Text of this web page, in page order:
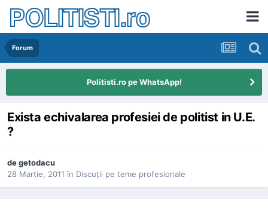
POLITISTI.ro
Forum
Politisti.ro pe WhatsApp!
Exista echivalarea profesiei de politist in U.E.
?
degetodacu
28 Martie, 2011 în Discuţii pe teme profesionale